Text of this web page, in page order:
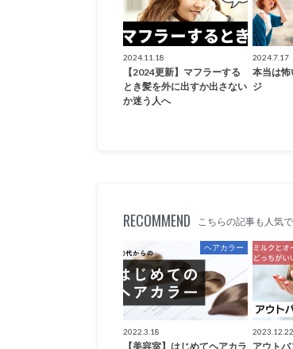
2024.11.18
【2024更新】マフラーする
とき髪を外に出すか出さない
か迷う人へ
2024.7.17
本当は
ジ
RECOMMEND こちらの記事も人気で
ヘアカラー
2022.3.18
【美容室】はじめてヘアカラ
2023.12.22
アウト